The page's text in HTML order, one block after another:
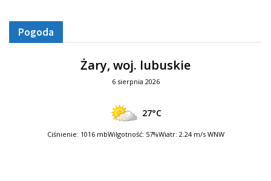
Pogoda
Żary, woj. lubuskie
6 sierpnia 2026
27°C
Ciśnienie: 1016 mbWilgotność: 57%Wiatr: 2.24 m/s WNW